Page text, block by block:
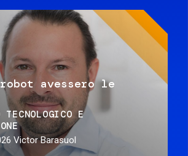
avessero le
TECNOLOGICO E
Victor Barasuol